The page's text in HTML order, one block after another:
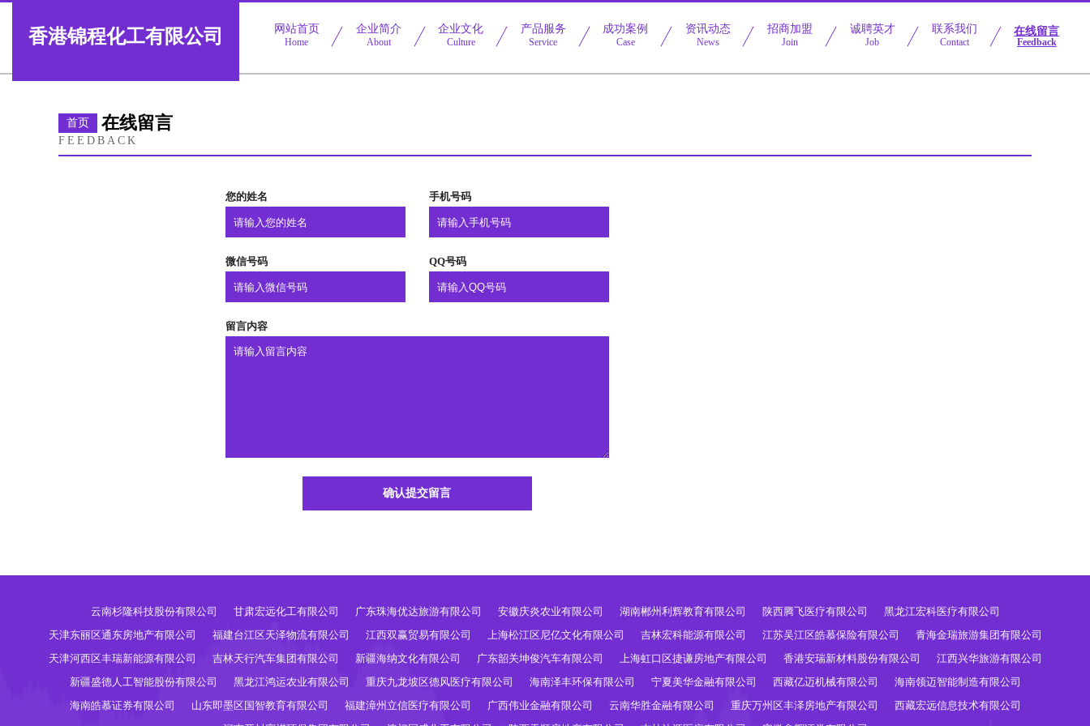
香港锦程化工有限公司 网站首页
Home
企业简介
About
企业文化
Culture
产品服务
Service
成功案例
Case
资讯动态
News
招商加盟
Join
诚聘英才
Job
联系我们
Contact
在线留言
Feedback
首页 在线留言
FEEDBACK
您的姓名 手机号码
微信号码 QQ号码
留言内容
确认提交留言
云南杉隆科技股份有限公司 甘肃宏远化工有限公司 广东珠海优达旅游有限公司 安徽庆炎农业有限公司 湖南郴州利辉教育有限公司 陕西腾飞医疗有限公司
黑龙江宏科医疗有限公司
天津东丽区通东房地产有限公司
福建台江区天泽物流有限公司 江西双赢贸易有限公司 上海松江区尼亿文化有限公司 吉林宏科能源有限公司 江苏吴江区皓慕保险有限公司
青海金瑞旅游集团有限公司
天津河西区丰瑞新能源有限公司
吉林天行汽车集团有限公司 新疆海纳文化有限公司 广东韶关坤俊汽车有限公司 上海虹口区捷谦房地产有限公司 香港安瑞新材料股份有限公司
江西兴华旅游有限公司
新疆盛德人工智能股份有限公司
黑龙江鸿运农业有限公司 重庆九龙坡区德风医疗有限公司 海南泽丰环保有限公司 宁夏美华金融有限公司 西藏亿迈机械有限公司
海南领迈智能制造有限公司
海南皓慕证券有限公司
山东即墨区国智教育有限公司 福建漳州立信医疗有限公司 广西伟业金融有限公司 云南华胜金融有限公司 重庆万州区丰泽房地产有限公司
西藏宏远信息技术有限公司